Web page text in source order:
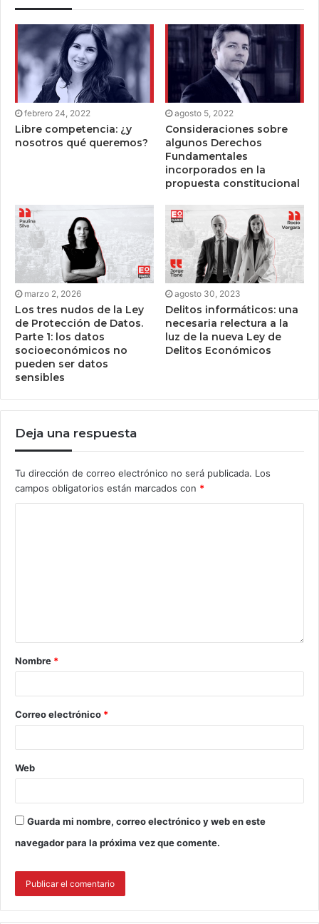
febrero 24, 2022
Libre competencia: ¿y
nosotros qué queremos?
agosto 5, 2022
Consideraciones sobre
algunos Derechos
Fundamentales
incorporados en la
propuesta constitucional
marzo 2, 2026
Los tres nudos de la Ley
de Protección de Datos.
Parte 1: los datos
socioeconómicos no
pueden ser datos
sensibles
agosto 30, 2023
Delitos informáticos: una
necesaria relectura a la
luz de la nueva Ley de
Delitos Económicos
Deja una respuesta
Tu dirección de correo electrónico no será publicada. Los
campos obligatorios están marcados con *
Nombre *
Correo electrónico *
Web
Guarda mi nombre, correo electrónico y web en este
navegador para la próxima vez que comente.